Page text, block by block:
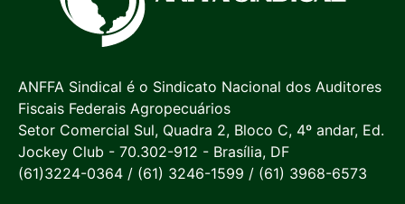
ANFFA Sindical é o Sindicato Nacional dos Auditores
Fiscais Federais Agropecuários
Setor Comercial Sul, Quadra 2, Bloco C, 4º andar, Ed.
Jockey Club - 70.302-912 - Brasília, DF
(61)3224-0364 / (61) 3246-1599 / (61) 3968-6573